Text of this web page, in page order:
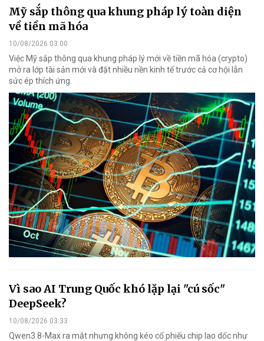
Mỹ sắp thông qua khung pháp lý toàn diện
về tiền mã hóa
10/08/2026 03:00
Việc Mỹ sắp thông qua khung pháp lý mới về tiền mã hóa (crypto)
mở ra lớp tài sản mới và đặt nhiều nền kinh tế trước cả cơ hội lẫn
sức ép thích ứng.
Vì sao AI Trung Quốc khó lặp lại "cú sốc"
DeepSeek?
10/08/2026 03:33
Qwen3.8-Max ra mắt nhưng không kéo cổ phiếu chip lao dốc như